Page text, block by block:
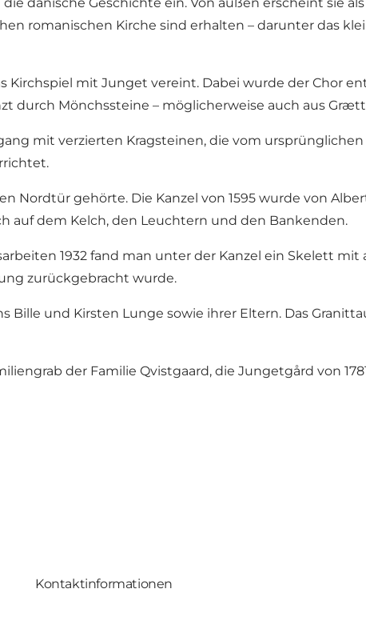
romanischen Kirche sind erhalten – darunter das
Kirchspiel mit Junget vereint. Dabei wurde der Chor
durch Mönchssteine – möglicherweise auch aus
mit verzierten Kragsteinen, die vom
Nordtür gehörte. Die Kanzel von 1595 wurde von
auf dem Kelch, den Leuchtern und den Bankenden.
1932 fand man unter der Kanzel ein Skelett
zurückgebracht wurde.
Bille und Kirsten Lunge sowie ihrer Eltern. Das
der Familie Qvistgaard, die Jungetgård von
Kontaktinformationen